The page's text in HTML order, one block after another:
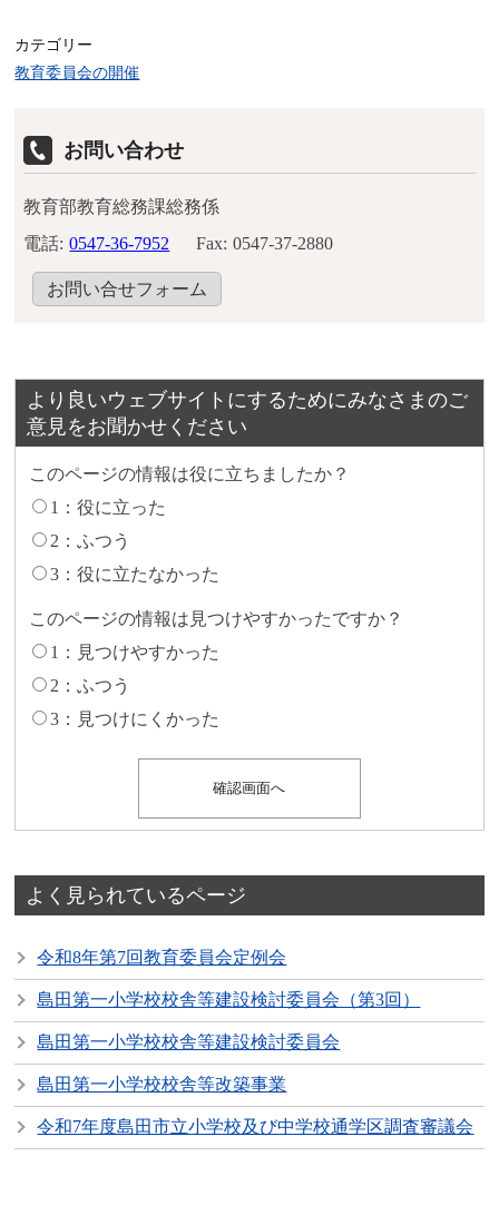
カテゴリー
教育委員会の開催
お問い合わせ
教育部教育総務課総務係
電話: 0547-36-7952 Fax: 0547-37-2880
お問い合せフォーム
より良いウェブサイトにするためにみなさまのご
意見をお聞かせください
このページの情報は役に立ちましたか？
1：役に立った
2：ふつう
3：役に立たなかった
このページの情報は見つけやすかったですか？
1：見つけやすかった
2：ふつう
3：見つけにくかった
よく見られているページ
令和8年第7回教育委員会定例会
島田第一小学校校舎等建設検討委員会（第3回）
島田第一小学校校舎等建設検討委員会
島田第一小学校校舎等改築事業
令和7年度島田市立小学校及び中学校通学区調査審議会